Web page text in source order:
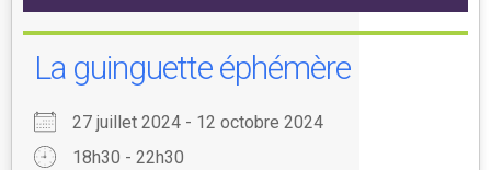
La guinguette éphémère
27 juillet 2024 - 12 octobre 2024
18h30 - 22h30